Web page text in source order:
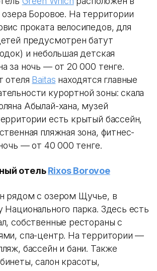
Боровое. На территории
проката велосипедов, для
предусмотрен батут
и небольшая детская
за ночь — от 20 000 тенге.
отеля Baitas находятся главные
курортной зоны: скала
Абылай-хана, музей
есть крытый бассейн,
пляжная зона, фитнес-
— от 40 000 тенге.
отельRixos Borovoe
рядом с озером Щучье, в
Национального парка. Здесь есть
собственные рестораны с
спа-центр. На территории —
бассейн и бани. Также
салон красоты,